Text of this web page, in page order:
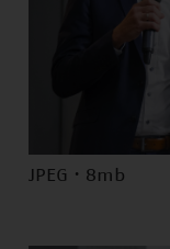
JPEG · 8mb